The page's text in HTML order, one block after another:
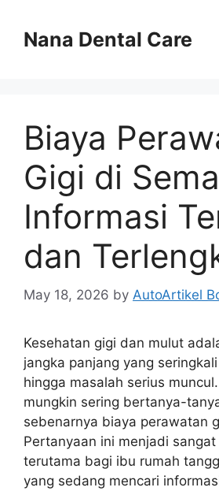
contentNana Dental Care
Biaya
Gigi di
Informasi
dan
May 18, 2026 by AutoArtikel
Kesehatan gigi dan mulut
jangka panjang yang
hingga masalah serius
mungkin sering bertanya-
sebenarnya biaya perawatan
Pertanyaan ini menjadi sangat
terutama bagi ibu rumah
yang sedang mencari